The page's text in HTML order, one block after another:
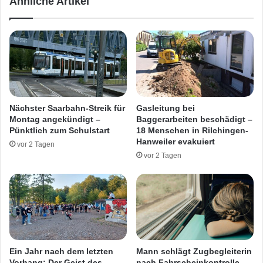
ö
l
l
i
g
e
r
n
f
l
l
u
f
A
6
2
0
b
e
i
W
Nächster Saarbahn-Streik für
Montag angekündigt –
Pünktlich zum Schulstart
vor 2 Tagen
Gasleitung bei
Baggerarbeiten beschädigt –
18 Menschen in Rilchingen-
Hanweiler evakuiert
vor 2 Tagen
Ein Jahr nach dem letzten
Mann schlägt Zugbegleiterin